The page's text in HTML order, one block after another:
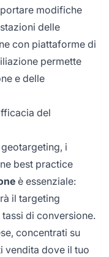
modifiche
delle
con piattaforme di
permette
e delle
del
i
best practice
è essenziale:
il targeting
di conversione.
concentrati su
vendita dove il tuo